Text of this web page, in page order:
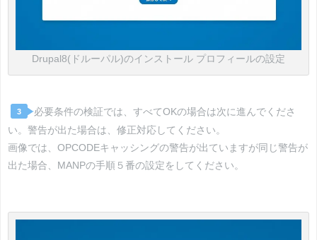
Drupal8(ドルーパル)のインストール プロフィールの設定
3
必要条件の検証では、すべてOKの場合は次に進んでくださ
い。警告が出た場合は、修正対応してください。
画像では、OPCODEキャッシングの警告が出ていますが同じ警告が
出た場合、MANPの手順５番の設定をしてください。